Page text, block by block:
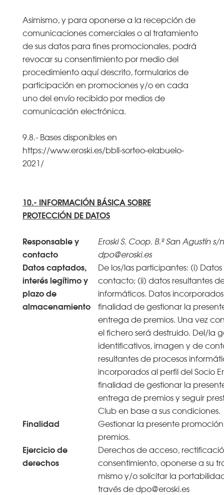
Asimismo, y para oponerse a la recepción de
comunicaciones comerciales o al tratamiento
de sus datos para fines promocionales, podrá
revocar su consentimiento por medio del
procedimiento aquí descrito, formularios de
participación en promociones y/o en cada
uno del envío recibido por medios de
comunicación electrónica.
9.8.- Bases disponibles en
https://www.eroski.es/bbll-sorteo-elabuelo-
2021/
10.- INFORMACIÓN BÁSICA SOBRE
PROTECCIÓN DE DATOS
Responsable y
contacto
Eroski S. Coop. B.º San Agustín
dpo@eroski.es
Datos captados,
interés legítimo y
plazo de
almacenamiento
De los/las participantes: (i)
contacto; (ii) datos resultantes
informáticos. Datos
finalidad de gestionar la
entrega de premios. Una vez
el fichero será destruido. Del/la
identificativos, imagen y de
resultantes de procesos
incorporados al perfil del Socio
finalidad de gestionar la
entrega de premios y seguir
Club en base a sus condiciones.
Finalidad
Gestionar la presente
premios.
Ejercicio de
derechos
Derechos de acceso,
consentimiento, oponerse a su
mismo y/o solicitar la
través de dpo@eroski.es